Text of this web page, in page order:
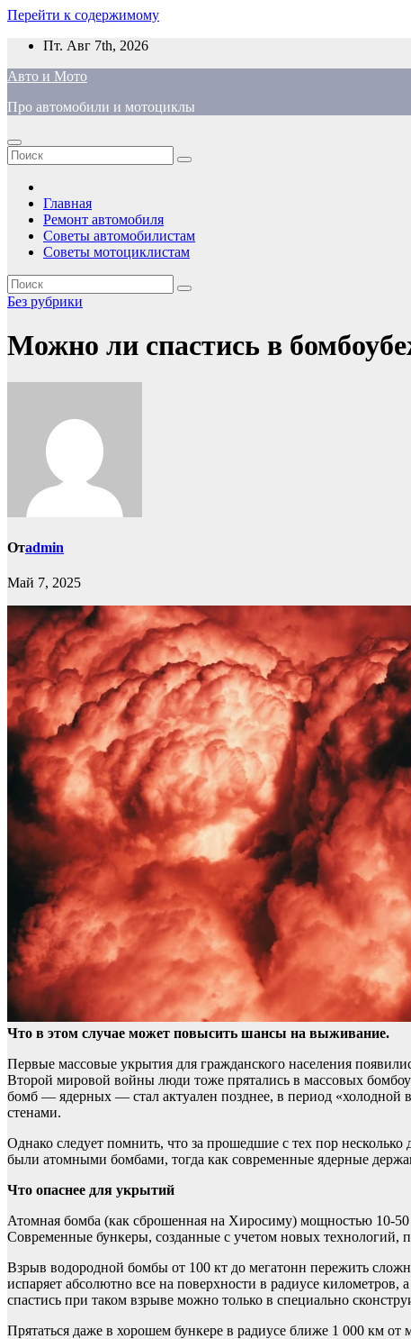
Перейти к содержимому
Пт. Авг 7th, 2026
Авто и Мото
Про автомобили и мотоциклы
Главная
Ремонт автомобиля
Советы автомобилистам
Советы мотоциклистам
Без рубрики
Можно ли спастись в
Отadmin
Май 7, 2025
Что в этом случае может повысить шансы на выживание.
Первые массовые укрытия для гражданского населения
Второй мировой войны люди тоже прятались в массовых
бомб — ядерных — стал актуален позднее, в период
стенами.
Однако следует помнить, что за прошедшие с тех пор
были атомными бомбами, тогда как современные ядерные
Что опаснее для укрытий
Атомная бомба (как сброшенная на Хиросиму) мощностью 10-50
Современные бункеры, созданные с учетом новых технологий,
Взрыв водородной бомбы от 100 кт до мегатонн пережить
испаряет абсолютно все на поверхности в радиусе
спастись при таком взрыве можно только в специально
Прятаться даже в хорошем бункере в радиусе ближе 1 000 км